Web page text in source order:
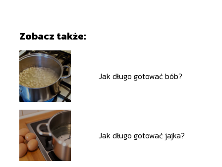
Zobacz także:
Jak długo gotować bób?
Jak długo gotować jajka?